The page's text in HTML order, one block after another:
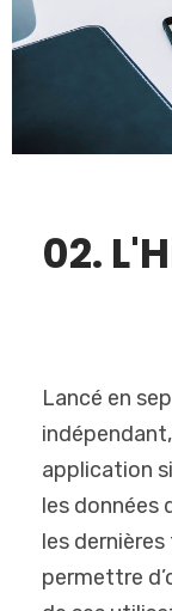
02.
Lancé en
application
les données
les
permettre